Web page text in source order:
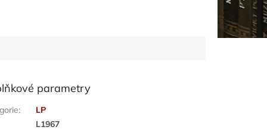
parametry
:
LP
L1967